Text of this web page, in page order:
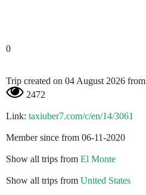
0
Trip created on 04 August 2026 from
2472
Link: taxiuber7.com/c/en/14/3061
Member since from 06-11-2020
Show all trips from El Monte
Show all trips from United States